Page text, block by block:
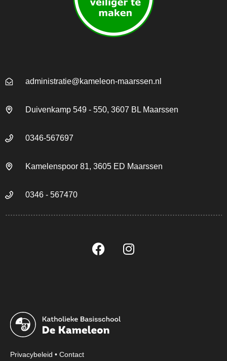
administratie@kameleon-maarssen.nl
Duivenkamp 549 - 550, 3607 BL Maarssen
0346-567697
Kamelenspoor 81, 3605 ED Maarssen
0346 - 567470
Privacybeleid • Contact